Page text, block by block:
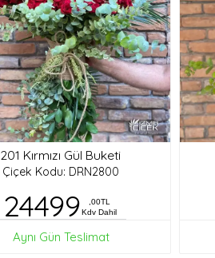
201 Kırmızı Gül Buketi
Çiçek Kodu: DRN2800
24499
,00TL
Kdv Dahil
Aynı Gün Teslimat